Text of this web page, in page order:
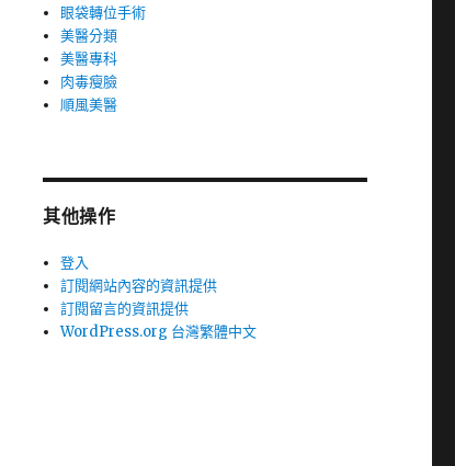
眼袋轉位手術
美醫分類
美醫專科
肉毒瘦臉
順風美醫
其他操作
登入
訂閱網站內容的資訊提供
訂閱留言的資訊提供
WordPress.org 台灣繁體中文